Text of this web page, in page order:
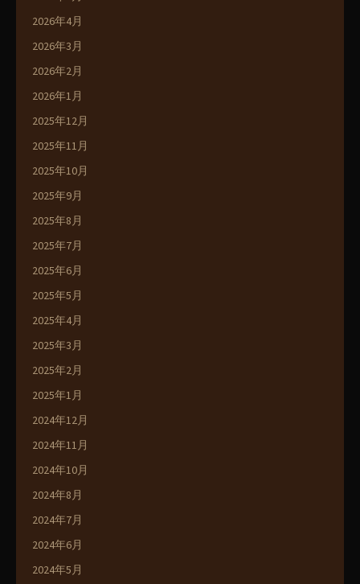
2026年4月
2026年3月
2026年2月
2026年1月
2025年12月
2025年11月
2025年10月
2025年9月
2025年8月
2025年7月
2025年6月
2025年5月
2025年4月
2025年3月
2025年2月
2025年1月
2024年12月
2024年11月
2024年10月
2024年8月
2024年7月
2024年6月
2024年5月